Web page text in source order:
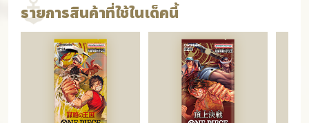
รายการสินค้าที่ใช้ในเด็คนี้